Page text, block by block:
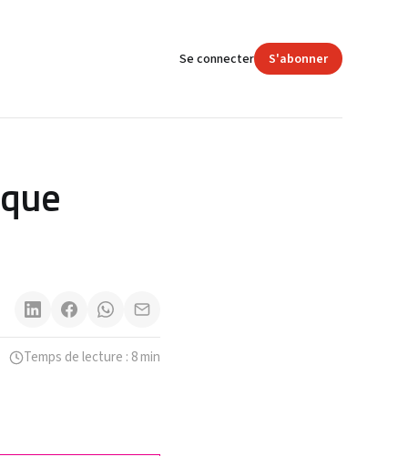
Se connecter S'abonner
Temps de lecture : 8 min